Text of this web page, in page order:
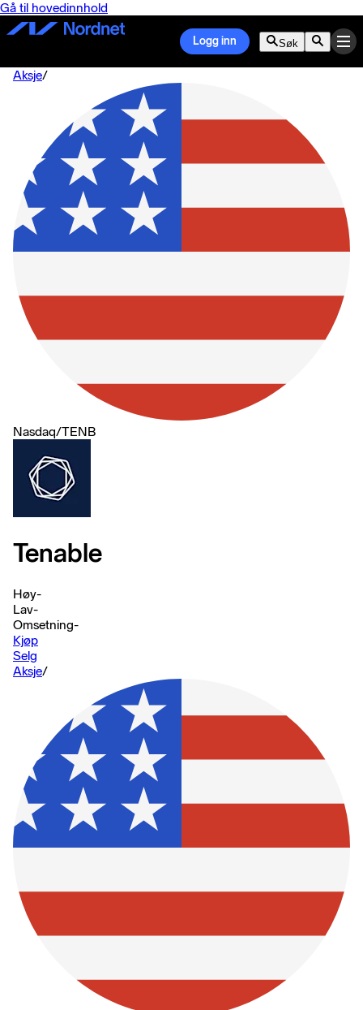
Gå til hovedinnhold
Logg inn Søk
Aksje/
Nasdaq/TENB
Tenable
Høy-
Lav-
Omsetning-
Kjøp
Selg
Aksje/